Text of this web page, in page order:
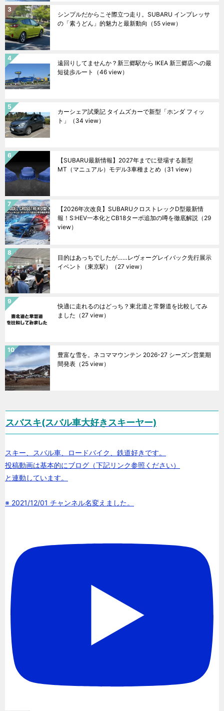
シンプルだからこそ際立つ走り。SUBARU インプレッサ
の「素うどん」的魅力と最新動向 （55 view）
遠回りしてませんか？新三郷駅から IKEA 新三郷店への最
短徒歩ルート
（46 view）
カーシェア試乗記 タイムズカーで新型「ホンダ フィッ
ト」
（34 view）
【SUBARU最新情報】2027年までに登場する新型
MT（マニュアル）モデル3車種まとめ （31 view）
【2026年次改良】SUBARUクロストレックD型最新情
報！S:HEV一本化とCB18ターボ追加の噂を徹底解説 （29
view）
目的はあっちでしたが……レヴォーグレイバック先行展示
イベント（東京駅）
（27 view）
快適に走れるのはどっち？東北道と常磐道を比較してみ
ました （27 view）
豊富な雪を。ネコママウンテン 2026-27 シーズン営業期
間発表 （25 view）
スバスキ(スバル車大好きスキーヤー)
スキー、スバル車、ロードバイク、鉄道好きです。
投稿動画は基本的にブログ（下記リンク参照ください）
と連動しています。
※ 2021/12/01 チャンネル名変えました。